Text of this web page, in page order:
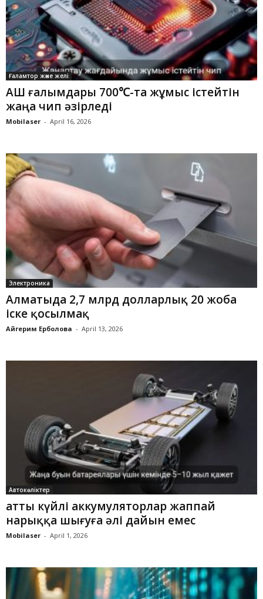
Ғаламтор және желі
АҚШ ғалымдары 700℃-та жұмыс істейтін
жаңа чип әзірледі
Mobilaser - April 16, 2026
Электроника
Алматыда 2,7 млрд долларлық 20 жоба
іске қосылмақ
Айгерим Ерболова - April 13, 2026
Автокөліктер
Қатты күйлі аккумуляторлар жаппай
нарыққа шығуға әлі дайын емес
Mobilaser - April 1, 2026